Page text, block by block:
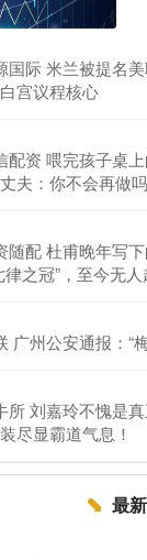
国际 米兰被提名
宫议程核心
配资 喂完孩子桌
夫：你不会再做吗
随配 杜甫晚年写
律之冠”，至今无
广州公安通报：“
所 刘嘉玲不愧是
尽显霸道气息！
最